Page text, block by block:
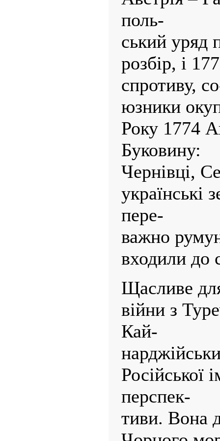
поль-
ський уряд
розбір, і
спротиву,
юзники
Року 1774
Буковину:
Чернівці,
українські
пере-
важно
входили до
Щасливе
війни з
Кай-
Російської
перспек-
тиви. Вона